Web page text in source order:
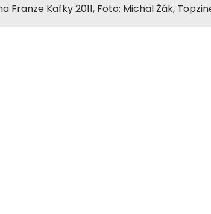
Franze Kafky 2011, Foto: Michal Žák,